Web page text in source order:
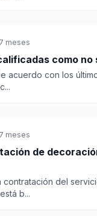
meses
como
acuerdo con los
meses
de
contratación del
b...